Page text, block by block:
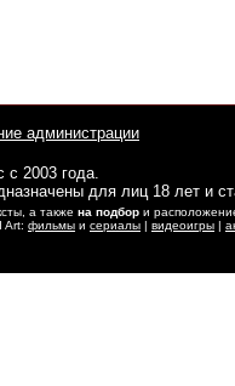
администрации
с 2003 года.
для лиц 18 лет и
а также на подбор и
Art: фильмы и сериалы | видеоигры |